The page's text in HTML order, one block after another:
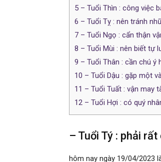
5 – Tuổi Thìn : công việc
6 – Tuổi Tỵ : nên tránh
7 – Tuổi Ngọ : cẩn thận
8 – Tuổi Mùi : nên biết tự
9 – Tuổi Thân : cần chú ý
10 – Tuổi Dậu : gặp một
11 – Tuổi Tuất : vận may
12 – Tuổi Hợi : có quý
– Tuổi Tý : phải
hôm nay ngày 19/04/2023